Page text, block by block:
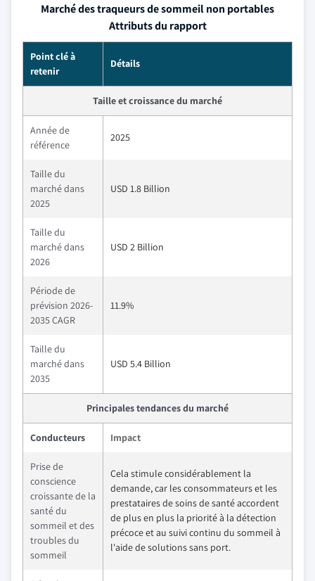
Marché des traqueurs de sommeil non portables
Attributs du rapport
Point clé à
retenir
Détails
Taille et croissance du marché
Année de
référence
2025
Taille du
marché dans
2025
USD 1.8 Billion
Taille du
marché dans
2026
USD 2 Billion
Période de
prévision 2026-
2035 CAGR
11.9%
Taille du
marché dans
2035
USD 5.4 Billion
Principales tendances du marché
Conducteurs Impact
Prise de
conscience
croissante de la
santé du
sommeil et des
troubles du
sommeil
Cela stimule considérablement la
demande, car les consommateurs et les
prestataires de soins de santé accordent
de plus en plus la priorité à la détection
précoce et au suivi continu du sommeil à
l'aide de solutions sans port.